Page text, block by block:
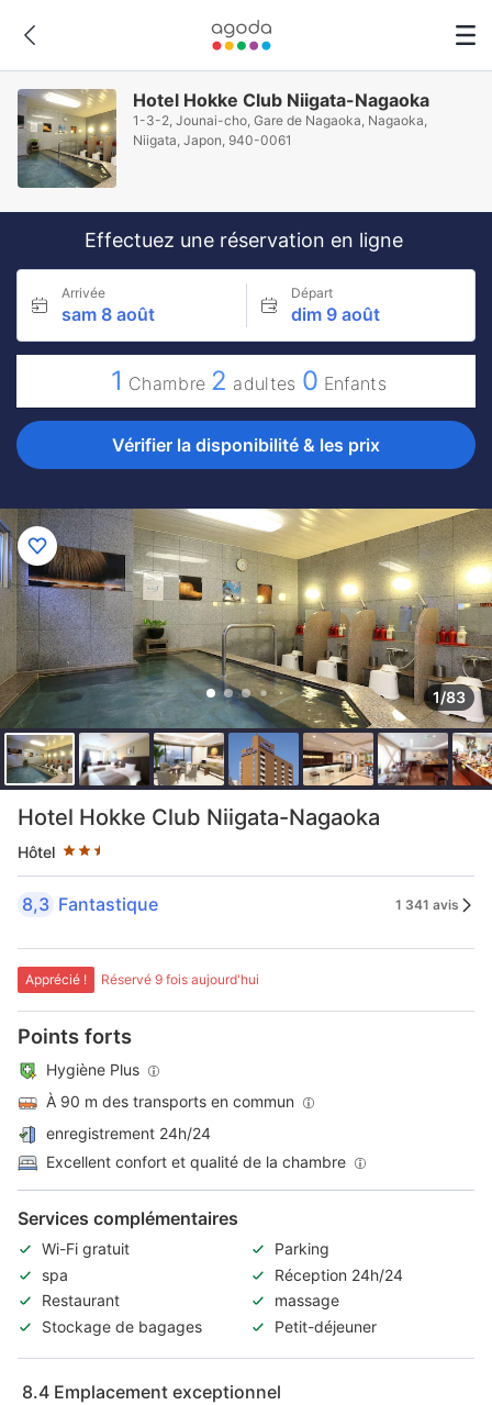
Hotel Hokke Club Niigata-Nagaoka
1-3-2, Jounai-cho, Gare de Nagaoka, Nagaoka,
Niigata, Japon, 940-0061
Effectuez une réservation en ligne
Arrivée
sam 8 août
Départ
dim 9 août
1 Chambre 2 adultes 0 Enfants
Vérifier la disponibilité & les prix
1/83
Hotel Hokke Club Niigata-Nagaoka
Hôtel
2.5 étoiles au classement par étoile
8,3 Fantastique 1 341 avis
Apprécié ! Réservé 9 fois aujourd'hui
Points forts
Hygiène Plus
À 90 m des transports en commun
enregistrement 24h/24
Excellent confort et qualité de la chambre
Services complémentaires
Wi-Fi gratuit
Parking
spa
Réception 24h/24
Restaurant
massage
Stockage de bagages
Petit-déjeuner
8.4 Emplacement exceptionnel